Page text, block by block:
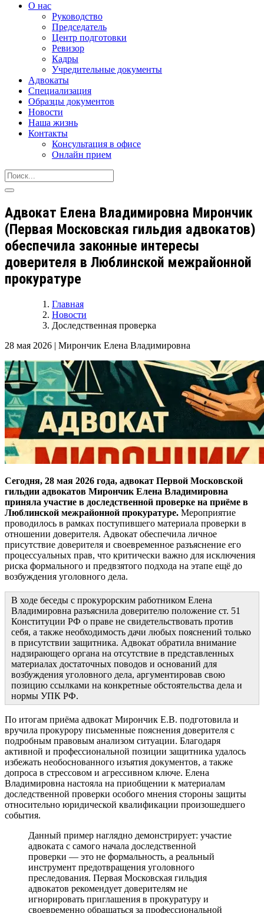
О нас
Руководство
Председатель
Центр подготовки
Ревизор
Кадры
Учредительные документы
Адвокаты
Специализация
Образцы документов
Новости
Наша жизнь
Контакты
Консультация в офисе
Онлайн прием
Адвокат Елена Владимировна Мирончик
(Первая Московская гильдия адвокатов)
обеспечила законные интересы
доверителя в Люблинской межрайонной
прокуратуре
Главная
Новости
Доследственная проверка
28 мая 2026 | Мирончик Елена Владимировна
Сегодня, 28 мая 2026 года, адвокат Первой Московской
гильдии адвокатов Мирончик Елена Владимировна
приняла участие в доследственной проверке на приёме в
Люблинской межрайонной прокуратуре. Мероприятие
проводилось в рамках поступившего материала проверки в
отношении доверителя. Адвокат обеспечила личное
присутствие доверителя и своевременное разъяснение его
процессуальных прав, что критически важно для исключения
риска формального и предвзятого подхода на этапе ещё до
возбуждения уголовного дела.
В ходе беседы с прокурорским работником Елена
Владимировна разъяснила доверителю положение ст. 51
Конституции РФ о праве не свидетельствовать против
себя, а также необходимость дачи любых пояснений только
в присутствии защитника. Адвокат обратила внимание
надзирающего органа на отсутствие в представленных
материалах достаточных поводов и оснований для
возбуждения уголовного дела, аргументировав свою
позицию ссылками на конкретные обстоятельства дела и
нормы УПК РФ.
По итогам приёма адвокат Мирончик Е.В. подготовила и
вручила прокурору письменные пояснения доверителя с
подробным правовым анализом ситуации. Благодаря
активной и профессиональной позиции защитника удалось
избежать необоснованного изъятия документов, а также
допроса в стрессовом и агрессивном ключе. Елена
Владимировна настояла на приобщении к материалам
доследственной проверки особого мнения стороны защиты
относительно юридической квалификации произошедшего
события.
Данный пример наглядно демонстрирует: участие
адвоката с самого начала доследственной
проверки — это не формальность, а реальный
инструмент предотвращения уголовного
преследования. Первая Московская гильдия
адвокатов рекомендует доверителям не
игнорировать приглашения в прокуратуру и
своевременно обращаться за профессиональной